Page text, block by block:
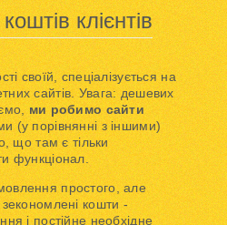
клієнтів
своїй, спеціалізується на
сайтів. Увага: дешевих
ми робимо сайти
(у порівнянні з іншими)
що там є тільки
функціонал.
простого, але
кошти -
і постійне необхідне